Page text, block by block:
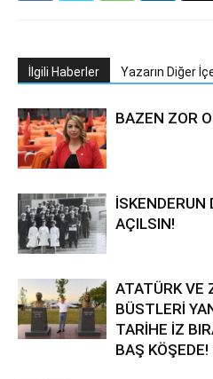
İlgili Haberler Yazarın Diğer
BAZEN ZOR
AÇILSIN!
ATATÜRK VE
BÜSTLERİ
TARİHE İZ
BAŞ KÖŞEDE!